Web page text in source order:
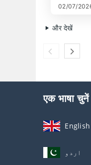
02/07/
और देखें
एक भाषा चुनें
English
اردو